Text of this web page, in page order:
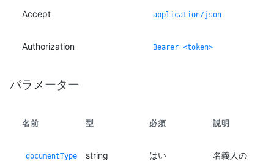
Accept application/json
Authorization Bearer <token>
パラメーター
名前 型 必須 説明
documentType string はい
名義人の